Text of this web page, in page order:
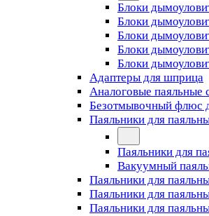
Блоки
Блоки
Блоки
Блоки
Блоки
Адаптеры для шприца
Аналоговые паяльные
Безотмывочный флюс
Паяльники для
Паяльники для
Вакуумный
Паяльники для
Паяльники для
Паяльники для